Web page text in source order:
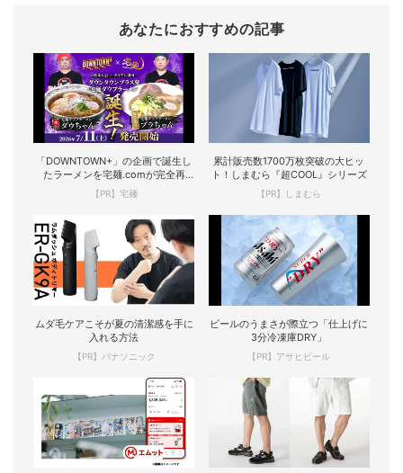
あなたにおすすめの記事
「DOWNTOWN+」の企画で誕生し
たラーメンを宅麺.comが完全再
現！
【PR】宅麺
累計販売数1700万枚突破の大ヒッ
ト！しまむら『超COOL』シリーズ
【PR】しまむら
ムダ毛ケアこそが夏の清潔感を手に
入れる方法
【PR】パナソニック
ビールのうまさが際立つ「仕上げに
3分冷凍庫DRY」
【PR】アサヒビール